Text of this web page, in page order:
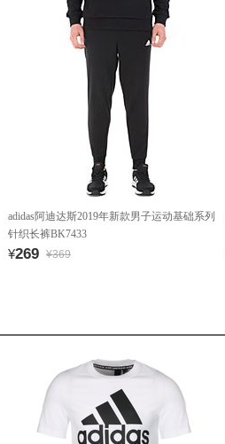
adidas阿迪达斯2019年新款男子运动基础系列
针织长裤BK7433
¥269 ¥369